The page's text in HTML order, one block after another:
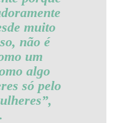
muito
não é
um
algo
só pelo